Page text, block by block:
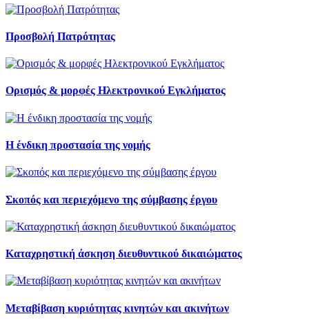
Προσβολή Πατρότητας
Ορισμός & μορφές Ηλεκτρονικού Εγκλήματος
Η ένδικη προστασία της νομής
Σκοπός και περιεχόμενο της σύμβασης έργου
Καταχρηστική άσκηση διευθυντικού δικαιώματος
Μεταβίβαση κυριότητας κινητών και ακινήτων